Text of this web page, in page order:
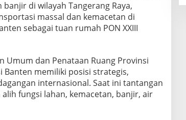
di wilayah Tangerang Raya,
massal dan kemacetan di
sebagai tuan rumah PON XXIII
Umum dan Penataan Ruang Provinsi
Banten memiliki posisi strategis,
internasional. Saat ini tantangan
fungsi lahan, kemacetan, banjir, air